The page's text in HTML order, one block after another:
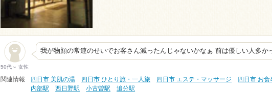
50代～ 女性
我が物顔の常連のせいでお客さん減ったんじゃないかなぁ 前は優しい人多か
関連情報 四日市 美肌の湯 四日市 ひとり旅・一人旅 四日市 エステ・マッサージ
四日市 お
内部駅
西日野駅 小古曽駅 追分駅